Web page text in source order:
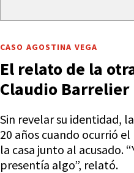
CASO AGOSTINA VEGA
El relato de la
Claudio Barrelier
Sin revelar su identidad,
20 años cuando ocurrió
la casa junto al acusado.
presentía algo”, relató.